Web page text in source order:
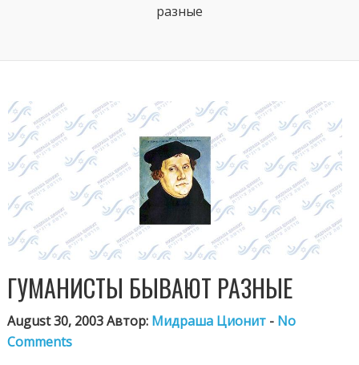
разные
ГУМАНИСТЫ БЫВАЮТ РАЗНЫЕ
August 30, 2003 Автор: Мидраша Ционит - No
Comments